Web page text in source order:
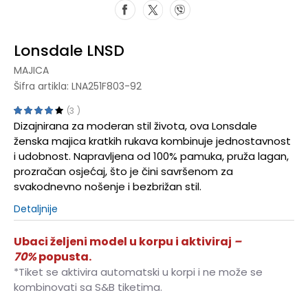
Lonsdale LNSD
MAJICA
Šifra artikla: LNA251F803-92
3
Dizajnirana za moderan stil života, ova Lonsdale
ženska majica kratkih rukava kombinuje jednostavnost
i udobnost. Napravljena od 100% pamuka, pruža lagan,
prozračan osjećaj, što je čini savršenom za
svakodnevno nošenje i bezbrižan stil.
Detaljnije
Ubaci željeni model u korpu i aktiviraj –
70%popusta.
*Tiket se aktivira automatski u korpi i ne može se
kombinovati sa S&B tiketima.